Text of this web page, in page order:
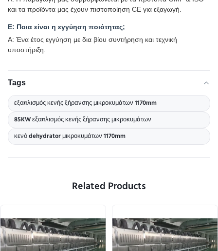
και τα προϊόντα μας έχουν πιστοποίηση CE για εξαγωγή.
Ε: Ποια είναι η εγγύηση ποιότητας;
Α: Ένα έτος εγγύηση με δια βίου συντήρηση και τεχνική
υποστήριξη.
Tags
εξοπλισμός κενής ξήρανσης μικροκυμάτων 1170mm
85KW εξοπλισμός κενής ξήρανσης μικροκυμάτων
κενό dehydrator μικροκυμάτων 1170mm
Related Products